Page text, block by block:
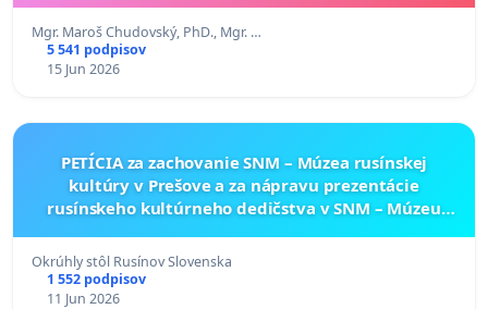
Mgr. Maroš Chudovský, PhD., Mgr. …
5 541 podpisov
15 Jun 2026
PETÍCIA za zachovanie SNM – Múzea rusínskej
kultúry v Prešove a za nápravu prezentácie
rusínskeho kultúrneho dedičstva v SNM – Múzeu
Okrúhly stôl Rusínov Slovenska
1 552 podpisov
11 Jun 2026